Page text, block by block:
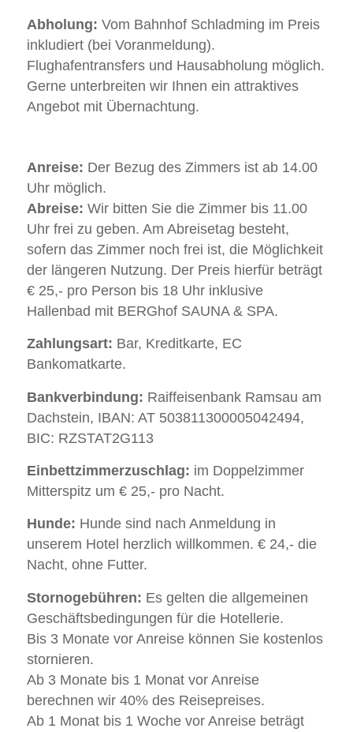
Abholung: Vom Bahnhof Schladming im Preis
inkludiert (bei Voranmeldung).
Flughafentransfers und Hausabholung möglich.
Gerne unterbreiten wir Ihnen ein attraktives
Angebot mit Übernachtung.
Anreise: Der Bezug des Zimmers ist ab 14.00
Uhr möglich.
Abreise: Wir bitten Sie die Zimmer bis 11.00
Uhr frei zu geben. Am Abreisetag besteht,
sofern das Zimmer noch frei ist, die Möglichkeit
der längeren Nutzung. Der Preis hierfür beträgt
€ 25,- pro Person bis 18 Uhr inklusive
Hallenbad mit BERGhof SAUNA & SPA.
Zahlungsart: Bar, Kreditkarte, EC
Bankomatkarte.
Bankverbindung: Raiffeisenbank Ramsau am
Dachstein, IBAN: AT 503811300005042494,
BIC: RZSTAT2G113
Einbettzimmerzuschlag: im Doppelzimmer
Mitterspitz um € 25,- pro Nacht.
Hunde: Hunde sind nach Anmeldung in
unserem Hotel herzlich willkommen. € 24,- die
Nacht, ohne Futter.
Stornogebühren: Es gelten die allgemeinen
Geschäftsbedingungen für die Hotellerie.
Bis 3 Monate vor Anreise können Sie kostenlos
stornieren.
Ab 3 Monate bis 1 Monat vor Anreise
berechnen wir 40% des Reisepreises.
Ab 1 Monat bis 1 Woche vor Anreise beträgt